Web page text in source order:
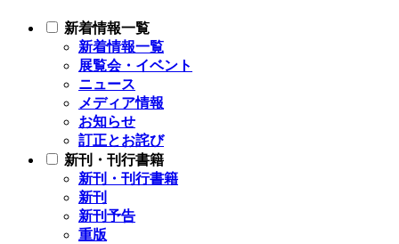
新着情報一覧
新着情報一覧
展覧会・イベント
ニュース
メディア情報
お知らせ
訂正とお詫び
新刊・刊行書籍
新刊・刊行書籍
新刊
新刊予告
重版